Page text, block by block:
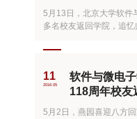
5月13日，北京大学软件
多名校友返回学院，追忆
欢迎软件与微电子学院
院。首先在篮球场上举行
会主席李玮为北大软微
11
2016.05
软件与微电
118周年校友
5月2日，燕园喜迎八方